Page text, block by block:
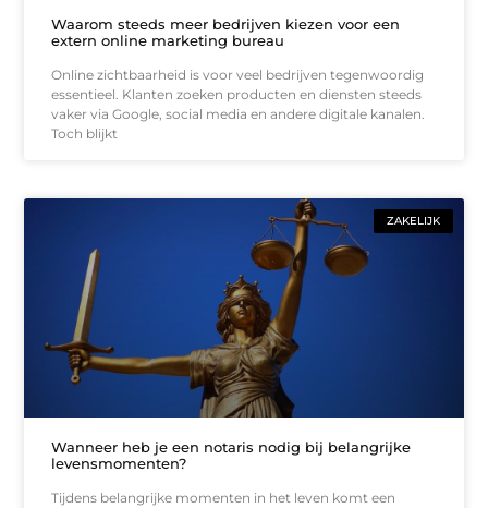
Waarom steeds meer bedrijven kiezen voor een
extern online marketing bureau
Online zichtbaarheid is voor veel bedrijven tegenwoordig
essentieel. Klanten zoeken producten en diensten steeds
vaker via Google, social media en andere digitale kanalen.
Toch blijkt
ZAKELIJK
Wanneer heb je een notaris nodig bij belangrijke
levensmomenten?
Tijdens belangrijke momenten in het leven komt een